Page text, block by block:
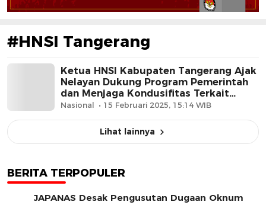
#HNSI Tangerang
Ketua HNSI Kabupaten Tangerang Ajak
Nelayan Dukung Program Pemerintah
dan Menjaga Kondusifitas Terkait
Pembongkaran Pagar Laut
Nasional 15 Februari 2025, 15:14 WIB
Lihat lainnya
BERITA TERPOPULER
JAPANAS Desak Pengusutan Dugaan Oknum